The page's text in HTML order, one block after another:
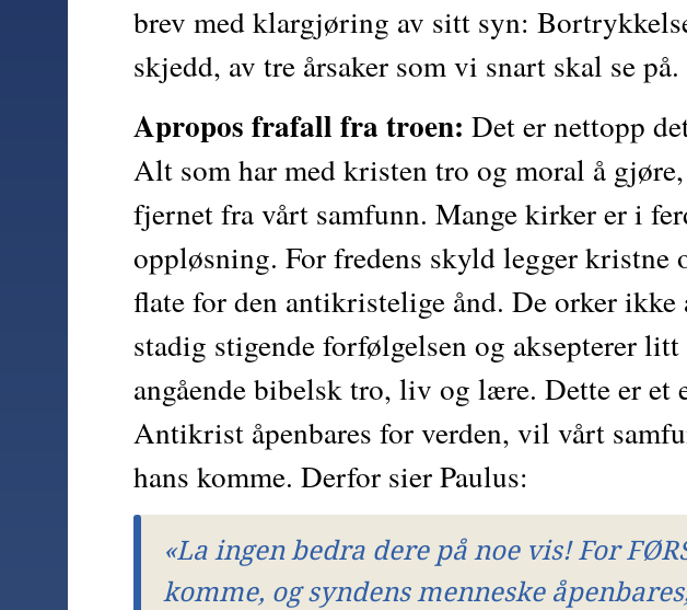
brev med klargjøring av sitt syn:
skjedd, av tre årsaker som vi snart skal se på.
Apropos frafall fra troen: Det er nettopp
Alt som har med kristen tro og moral å
fjernet fra vårt samfunn. Mange kirker er i
oppløsning. For fredens skyld legger kristne
flate for den antikristelige ånd. De orker ikke
stadig stigende forfølgelsen og aksepterer
angående bibelsk tro, liv og lære. Dette er et
Antikrist åpenbares for verden, vil vårt
hans komme. Derfor sier Paulus:
«La ingen bedra dere på noe vis! For
komme, og syndens menneske